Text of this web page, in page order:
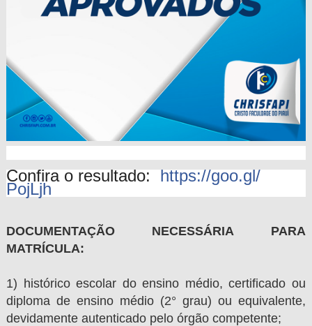
Confira o resultado: https://goo.gl/
PojLjh
DOCUMENTAÇÃO NECESSÁRIA PARA
MATRÍCULA:
1) histórico escolar do ensino médio, certificado ou
diploma de ensino médio (2° grau) ou equivalente,
devidamente autenticado pelo órgão competente;